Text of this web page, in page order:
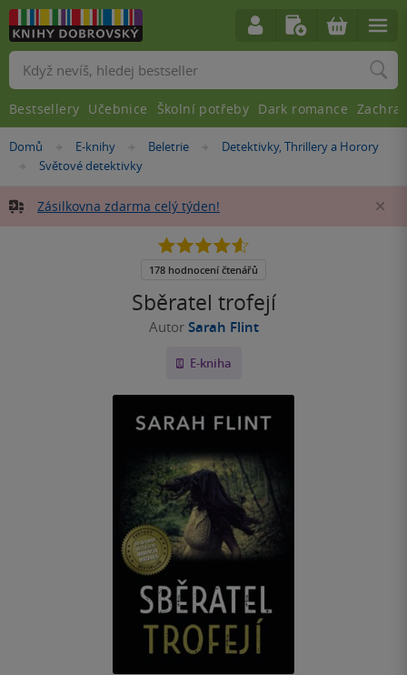
Nacházíte
Domů »E-knihy »Beletrie »
Detektivky, Thrillery a Horory
»
Světové detektivky
Zásilkovna zdarma celý týden!
Sběratel trofejí
Autor Sarah Flint
E-kniha
4.6
5
178 hodnocení čtenářů
Vyhledávání
Bestsellery Učebnice Školní potřeby Dark romance